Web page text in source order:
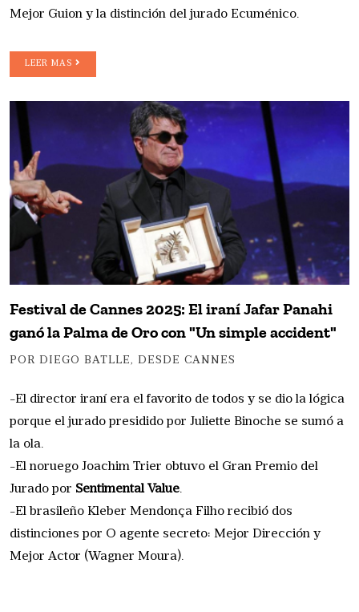
Mejor Guion y la distinción del jurado Ecuménico.
LEER MAS
Festival de Cannes 2025: El iraní Jafar Panahi
ganó la Palma de Oro con "Un simple accident"
POR DIEGO BATLLE, DESDE CANNES
-El director iraní era el favorito de todos y se dio la lógica
porque el jurado presidido por Juliette Binoche se sumó a
la ola.
-El noruego Joachim Trier obtuvo el Gran Premio del
Jurado por Sentimental Value.
-El brasileño Kleber Mendonça Filho recibió dos
distinciones por O agente secreto: Mejor Dirección y
Mejor Actor (Wagner Moura).